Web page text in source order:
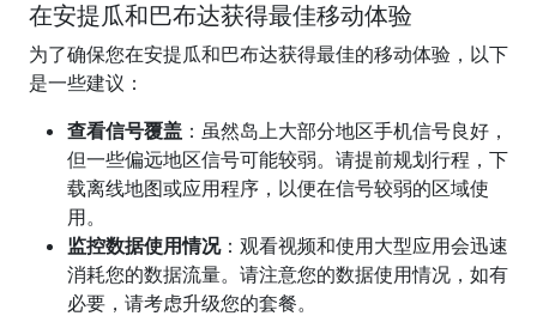
在安提瓜和巴布达获得最佳移动体验
为了确保您在安提瓜和巴布达获得最佳的移动体验，以下
是一些建议：
查看信号覆盖 ：虽然岛上大部分地区手机信号良好，
但一些偏远地区信号可能较弱。请提前规划行程，下
载离线地图或应用程序，以便在信号较弱的区域使
用。
监控数据使用情况：观看视频和使用大型应用会迅速
消耗您的数据流量。请注意您的数据使用情况，如有
必要，请考虑升级您的套餐。